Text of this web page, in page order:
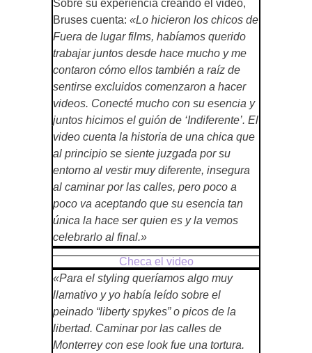
Sobre su experiencia creando el video,
Bruses cuenta: «Lo hicieron los chicos de
Fuera de lugar films, habíamos querido
trabajar juntos desde hace mucho y me
contaron cómo ellos también a raíz de
sentirse excluidos comenzaron a hacer
videos. Conecté mucho con su esencia y
juntos hicimos el guión de ‘Indiferente’. El
video cuenta la historia de una chica que
al principio se siente juzgada por su
entorno al vestir muy diferente, insegura
al caminar por las calles, pero poco a
poco va aceptando que su esencia tan
única la hace ser quien es y la vemos
celebrarlo al final.»
Checa el video
«Para el styling queríamos algo muy
llamativo y yo había leído sobre el
peinado “liberty spykes” o picos de la
libertad. Caminar por las calles de
Monterrey con ese look fue una tortura.